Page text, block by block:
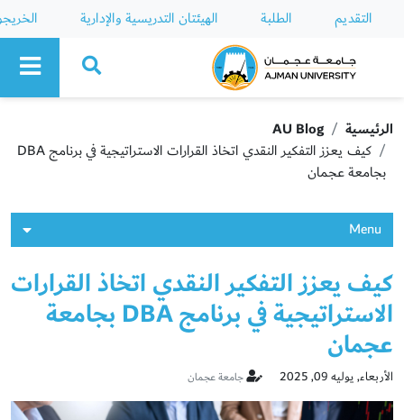
التقديم الطلبة الهيئتان التدريسية والإدارية
Ajman University
الرئيسية
AU Blog
كيف يعزز التفكير النقدي اتخاذ القرارات الاستراتيجية في برنامج DBA
بجامعة عجمان
Menu
كيف يعزز التفكير النقدي اتخاذ القرارات
الاستراتيجية في برنامج DBA بجامعة
عجمان
الأربعاء, يوليه 09, 2025 جامعة عجمان